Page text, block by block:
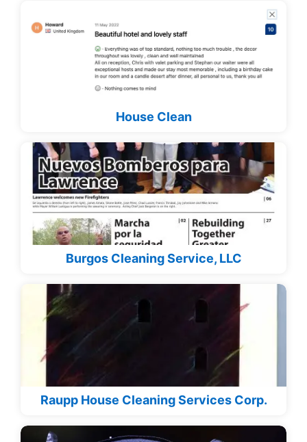
House Clean
Burgos Cleaning Service, LLC
Raupp House Cleaning Services Corp.